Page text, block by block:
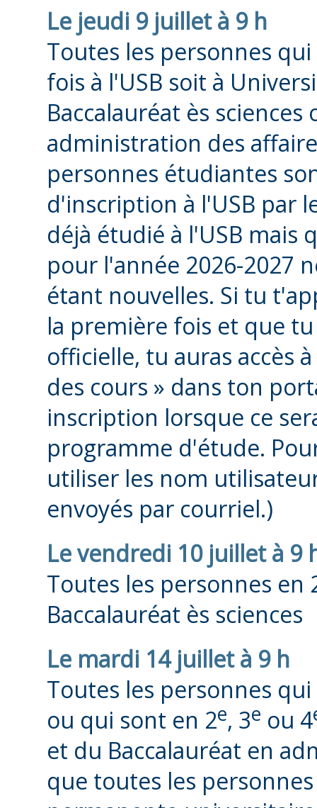
Le jeudi 9 juillet à 9 h
Toutes les personnes
fois à l'USB soit à
Baccalauréat ès
administration des
personnes étudiantes
d'inscription à l'USB par
déjà étudié à l'USB mais
pour l'année 2026-2027
étant nouvelles. Si tu
la première fois et que
officielle, tu auras accès
des cours » dans ton
inscription lorsque ce
programme d'étude.
utiliser les nom
envoyés par courriel.)
Le vendredi 10 juillet à 9
Toutes les personnes en
Baccalauréat ès sciences
Le mardi 14 juillet à 9 h
Toutes les personnes
ou qui sont en 2e, 3e ou 4
et du Baccalauréat en
que toutes les